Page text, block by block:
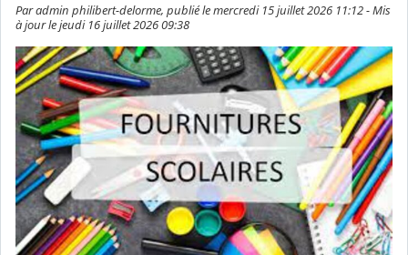
Par admin philibert-delorme, publié le mercredi 15 juillet 2026 11:12 - Mis
à jour le jeudi 16 juillet 2026 09:38